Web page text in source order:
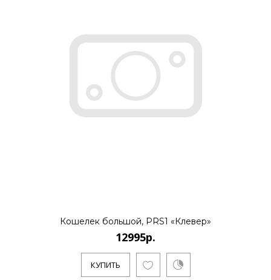
Кошелек большой, PRS1 «Клевер»
12995р.
КУПИТЬ